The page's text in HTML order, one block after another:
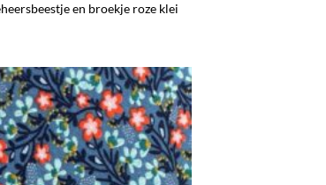
en broekje roze klei